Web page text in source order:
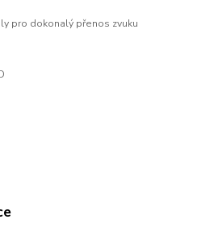
pro dokonalý přenos zvuku